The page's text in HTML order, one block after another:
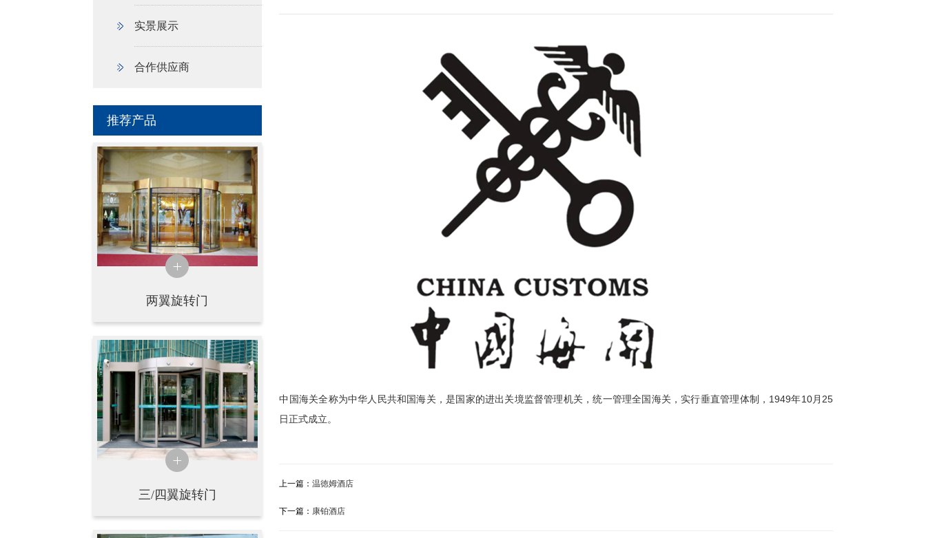
实景展示
合作供应商
推荐产品
两翼旋转门
三/四翼旋转门
中国海关全称为中华人民共和国海关，是国家的进出关境监督管理机关，统一管理全国海关，实行垂直管理体制，1949年10月25
日正式成立。
上一篇：温徳姆酒店
下一篇： 康铂酒店